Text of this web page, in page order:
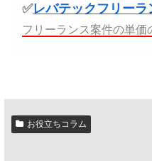
✅レバテックフリーラ
フリーランス案件の単価
お役立ちコラム